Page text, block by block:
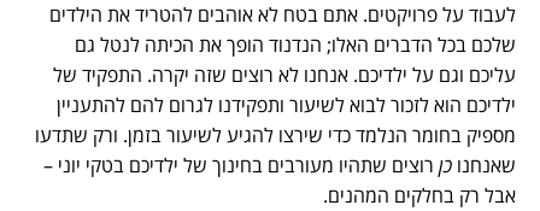
לעבוד על פרויקטים. אתם בטח לא אוהבים להטריד את הילדים
שלכם בכל הדברים האלו; הנדנוד הופך את הכיתה לנטל גם
עליכם וגם על ילדיכם. אנחנו לא רוצים שזה יקרה. התפקיד של
ילדיכם הוא לזכור לבוא לשיעור ותפקידנו לגרום להם להתעניין
מספיק בחומר הנלמד כדי שירצו להגיע לשיעור בזמן. ורק שתדעו
שאנחנו כן רוצים שתהיו מעורבים בחינוך של ילדיכם בטקי יוני –
אבל רק בחלקים המהנים.